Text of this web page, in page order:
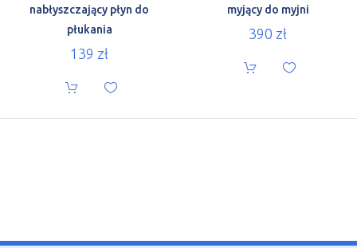
nabłyszczający płyn do
płukania
139 zł
myjący do myjni
390 zł